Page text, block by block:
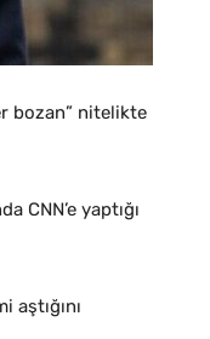
bozan” nitelikte
CNN’e yaptığı
aştığını